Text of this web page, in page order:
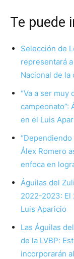
Te puede
Selección de
representará
Nacional de la
“Va a ser
campeonato”:
en el Luis
Álex Romero
enfoca en
Águilas del
2022-2023: El
Luis Aparicio
Las Águilas
de la LVBP:
incorporarán